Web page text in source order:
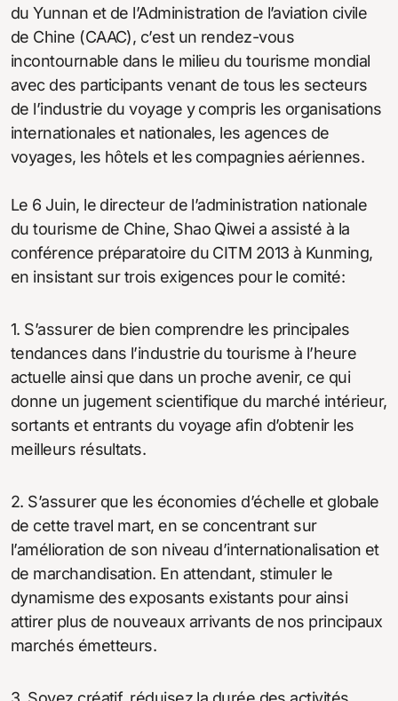
du Yunnan et de l’Administration de l’aviation civile
de Chine (CAAC), c’est un rendez-vous
incontournable dans le milieu du tourisme mondial
avec des participants venant de tous les secteurs
de l’industrie du voyage y compris les organisations
internationales et nationales, les agences de
voyages, les hôtels et les compagnies aériennes.
Le 6 Juin, le directeur de l’administration nationale
du tourisme de Chine, Shao Qiwei a assisté à la
conférence préparatoire du CITM 2013 à Kunming,
en insistant sur trois exigences pour le comité:
1. S’assurer de bien comprendre les principales
tendances dans l’industrie du tourisme à l’heure
actuelle ainsi que dans un proche avenir, ce qui
donne un jugement scientifique du marché intérieur,
sortants et entrants du voyage afin d’obtenir les
meilleurs résultats.
2. S’assurer que les économies d’échelle et globale
de cette travel mart, en se concentrant sur
l’amélioration de son niveau d’internationalisation et
de marchandisation. En attendant, stimuler le
dynamisme des exposants existants pour ainsi
attirer plus de nouveaux arrivants de nos principaux
marchés émetteurs.